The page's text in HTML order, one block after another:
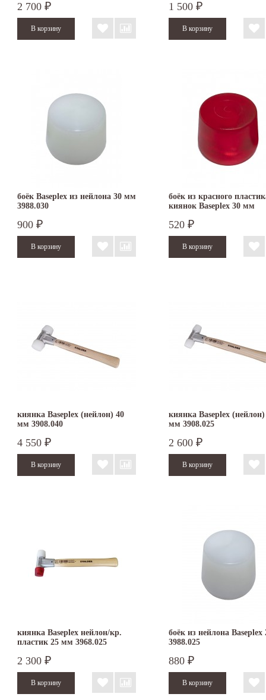
2 700 ₽ 1 500 ₽
боёк Baseplex из нейлона 30 мм
3988.030
900 ₽
боёк из красного
киянок Baseplex 30 мм
520 ₽
киянка Baseplex (нейлон) 40
мм 3908.040
4 550 ₽
киянка Baseplex (нейлон)
мм 3908.025
2 600 ₽
киянка Baseplex нейлон/кр.
пластик 25 мм 3968.025
2 300 ₽
боёк из нейлона
3988.025
880 ₽